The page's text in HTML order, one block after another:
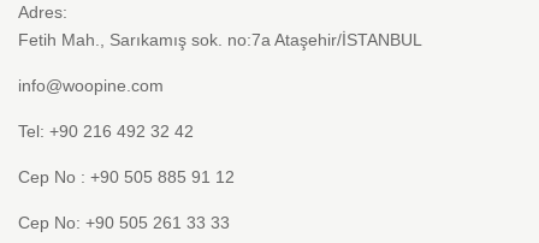
Adres:
Fetih Mah., Sarıkamış sok. no:7a Ataşehir/İSTANBUL
info@woopine.com
Tel: +90 216 492 32 42
Cep No : +90 505 885 91 12
Cep No: +90 505 261 33 33